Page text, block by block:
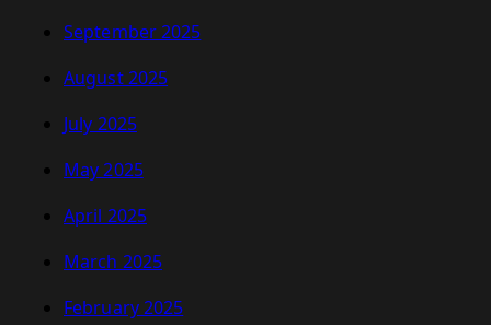
September 2025
August 2025
July 2025
May 2025
April 2025
March 2025
February 2025